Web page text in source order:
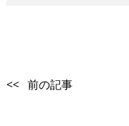
<< 前の記事